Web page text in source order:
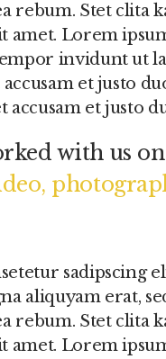
rebum. Stet clita
amet. Lorem
invidunt ut
et justo
accusam et justo
with us
sadipscing
aliquyam erat,
rebum. Stet clita
amet. Lorem